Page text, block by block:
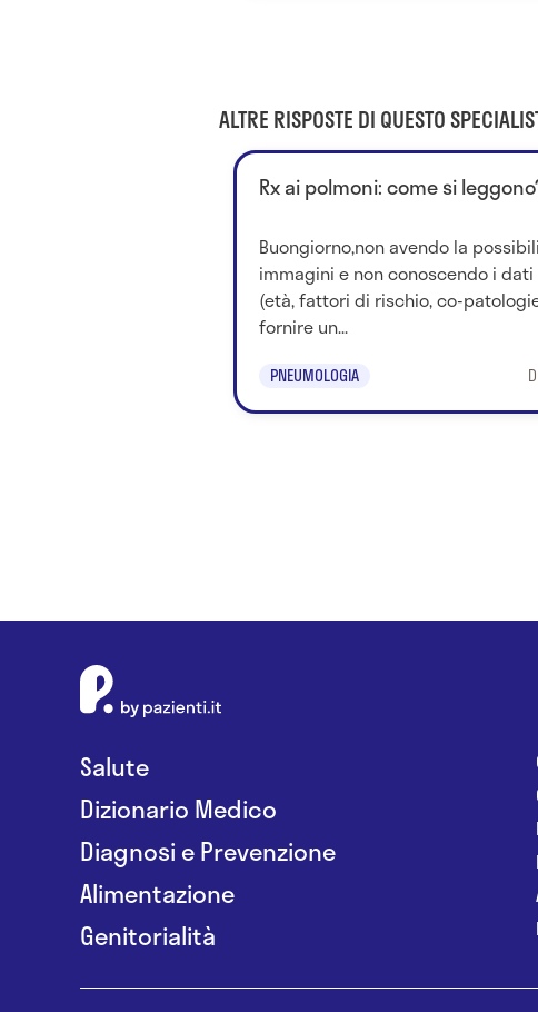
ALTRE RISPOSTE DI QUESTO
Rx ai polmoni: come si
Buongiorno,non avendo la
immagini e non conoscendo i
(età, fattori di rischio, co-
fornire un...
PNEUMOLOGIA
Salute
Dizionario Medico
Diagnosi e Prevenzione
Alimentazione
Genitorialità